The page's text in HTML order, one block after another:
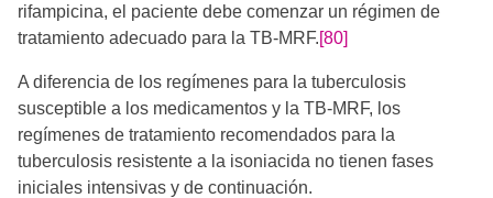
rifampicina, el paciente debe comenzar un régimen de
tratamiento adecuado para la TB-MRF.[80]
A diferencia de los regímenes para la tuberculosis
susceptible a los medicamentos y la TB-MRF, los
regímenes de tratamiento recomendados para la
tuberculosis resistente a la isoniacida no tienen fases
iniciales intensivas y de continuación.